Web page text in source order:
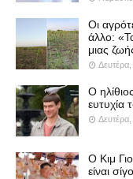
Οι
άλλο:
μιας
Ο
ευτυχία
Ο Κιμ
είναι